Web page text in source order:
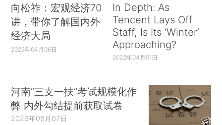
向松祚：宏观经济70
讲，带你了解国内外
经济大局
2022年04月06日
In Depth: As
Tencent Lays Off
Staff, Is Its ‘Winter’
Approaching?
2022年04月01日
河南“三支一扶”考试规模化作
弊 内外勾结提前获取试卷
2026年08月07日